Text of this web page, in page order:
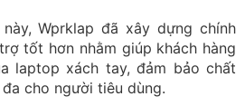
Wprklap đã xây dựng chính
tốt hơn nhằm giúp khách hàng
laptop xách tay, đảm bảo chất
cho người tiêu dùng.